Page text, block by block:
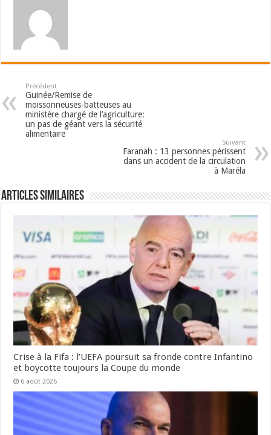
Précédent
Guinée/Remise de
moissonneuses-batteuses au
ministère chargé de l’agriculture:
un pas de géant vers la sécurité
alimentaire
Suivant
Faranah : 13 personnes périssent
dans un accident de la circulation
à Maréla
Articles Similaires
Crise à la Fifa : l’UEFA poursuit sa fronde contre Infantino
et boycotte toujours la Coupe du monde
6 août 2026